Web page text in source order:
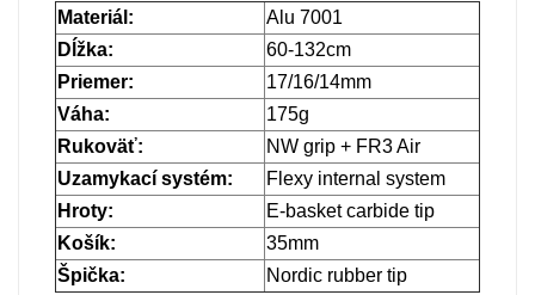
Materiál:
Alu 7001
Dĺžka:
60-132cm
Priemer:
17/16/14mm
Váha:
175g
Rukoväť:
NW grip + FR3 Air
Uzamykací systém:
Flexy internal system
Hroty:
E-basket carbide tip
Košík:
35mm
Špička:
Nordic rubber tip